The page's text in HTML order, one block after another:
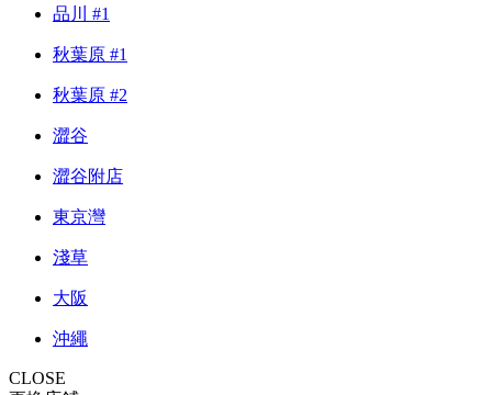
品川 #1
秋葉原 #1
秋葉原 #2
澀谷
澀谷附店
東京灣
淺草
大阪
沖繩
CLOSE